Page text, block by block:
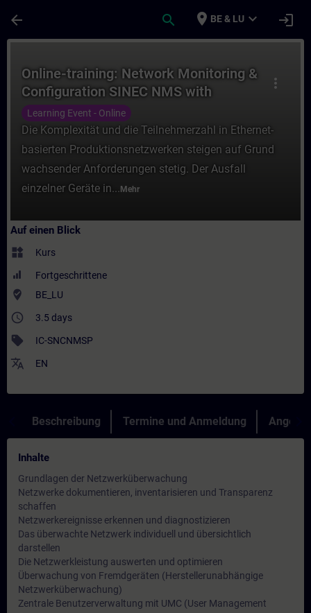
arrow_back search place BE & LU expand_more login
more_vert
Online-training: Network Monitoring &
Configuration SINEC NMS with
SCALANCE
Learning Event - Online
Die Komplexität und die Teilnehmerzahl in Ethernet-
basierten Produktionsnetzwerken steigen auf Grund
wachsender Anforderungen stetig. Der Ausfall
einzelner Geräte in... Mehr
Auf einen Blick
widgets Kurs
Fortgeschrittene
where_to_vote BE_LU
access_time 3.5 days
sell IC-SNCNMSP
translate EN
Beschreibung Termine und Anmeldung Angebot
Inhalte
Grundlagen der Netzwerküberwachung
Netzwerke dokumentieren, inventarisieren und Transparenz
schaffen
Netzwerkereignisse erkennen und diagnostizieren
Das überwachte Netzwerk individuell und übersichtlich
darstellen
Die Netzwerkleistung auswerten und optimieren
Überwachung von Fremdgeräten (Herstellerunabhängige
Netzwerküberwachung)
Zentrale Benutzerverwaltung mit UMC (User Management